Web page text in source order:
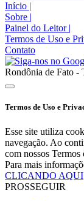
Início |
Sobre |
Painel do Leitor |
Termos de Uso e
Contato
Rondônia de Fato -
Termos de Uso e
Esse site utiliza
navegação. Ao
com nossos
Para mais
CLICANDO AQUI
PROSSEGUIR